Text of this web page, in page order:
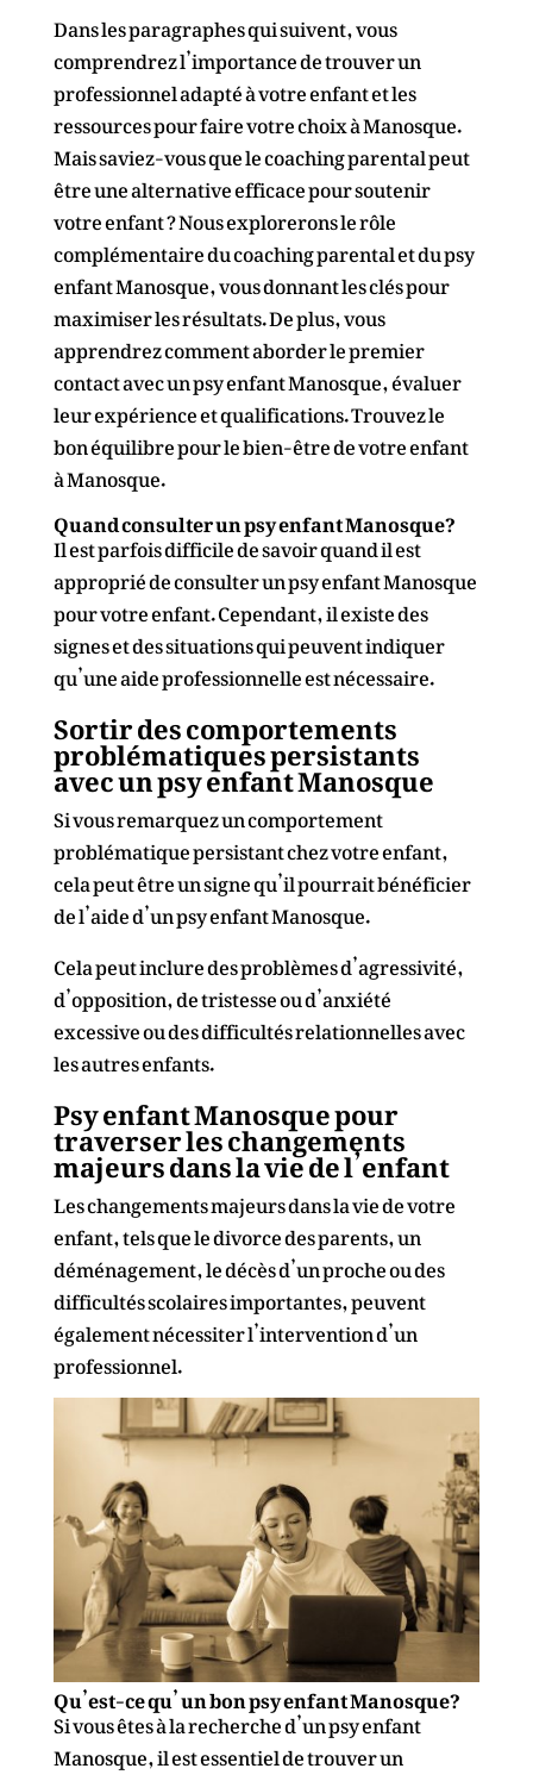
Dans les paragraphes qui suivent, vous
comprendrez l’importance de trouver un
professionnel adapté à votre enfant et les
ressources pour faire votre choix à Manosque.
Mais saviez-vous que le coaching parental peut
être une alternative efficace pour soutenir
votre enfant ? Nous explorerons le rôle
complémentaire du coaching parental et du psy
enfant Manosque, vous donnant les clés pour
maximiser les résultats. De plus, vous
apprendrez comment aborder le premier
contact avec un psy enfant Manosque, évaluer
leur expérience et qualifications. Trouvez le
bon équilibre pour le bien-être de votre enfant
à Manosque.
Quand consulter un psy enfant Manosque?
Il est parfois difficile de savoir quand il est
approprié de consulter un psy enfant Manosque
pour votre enfant. Cependant, il existe des
signes et des situations qui peuvent indiquer
qu’une aide professionnelle est nécessaire.
Sortir des comportements
problématiques persistants
avec un psy enfant Manosque
Si vous remarquez un comportement
problématique persistant chez votre enfant,
cela peut être un signe qu’il pourrait bénéficier
de l’aide d’un psy enfant Manosque.
Cela peut inclure des problèmes d’agressivité,
d’opposition, de tristesse ou d’anxiété
excessive ou des difficultés relationnelles avec
les autres enfants.
Psy enfant Manosque pour
traverser les changements
majeurs dans la vie de l’enfant
Les changements majeurs dans la vie de votre
enfant, tels que le divorce des parents, un
déménagement, le décès d’un proche ou des
difficultés scolaires importantes, peuvent
également nécessiter l’intervention d’un
professionnel.
Qu’est-ce qu’ un bon psy enfant Manosque?
Si vous êtes à la recherche d’un psy enfant
Manosque, il est essentiel de trouver un